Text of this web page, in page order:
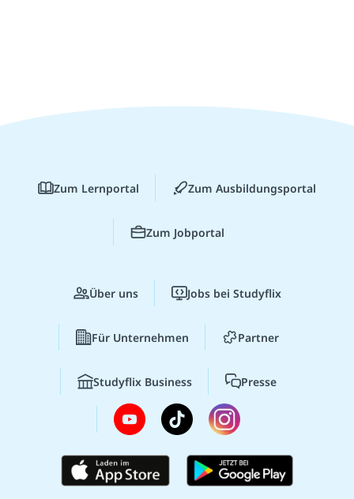
Zum Lernportal Zum Ausbildungsportal
Zum Jobportal
Über uns Jobs bei Studyflix
Für Unternehmen Partner
Studyflix Business Presse